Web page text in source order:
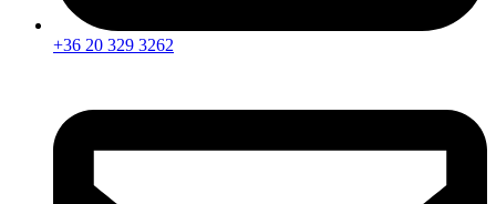
+36 20 329 3262